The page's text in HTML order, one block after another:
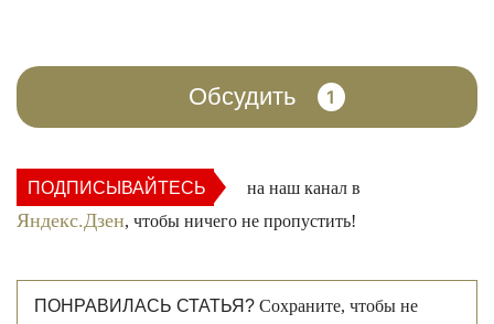
Обсудить 1
ПОДПИСЫВАЙТЕСЬ на наш канал в
Яндекс.Дзен, чтобы ничего не пропустить!
ПОНРАВИЛАСЬ СТАТЬЯ? Сохраните, чтобы не